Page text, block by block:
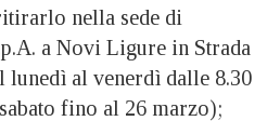
nella sede di
a Novi Ligure in Strada
lunedì al venerdì dalle 8.30
fino al 26 marzo);